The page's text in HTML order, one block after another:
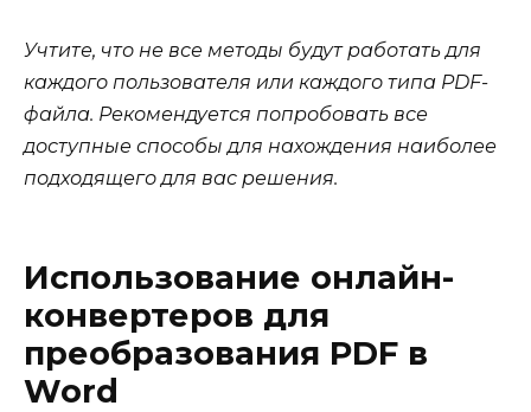
Учтите, что не все методы будут работать для
каждого пользователя или каждого типа PDF-
файла. Рекомендуется попробовать все
доступные способы для нахождения наиболее
подходящего для вас решения.
Использование онлайн-
конвертеров для
преобразования PDF в
Word